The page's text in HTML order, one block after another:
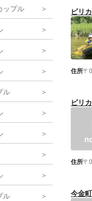
ピリ
住所〒
ピリ
住所〒
今金
ップル
ル
ル